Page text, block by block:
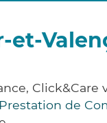
et-
Click&Care
Prestation de